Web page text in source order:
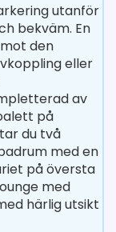
utanför
bekväm. En
den
eller
av
på
du två
med en
på översta
med
härlig utsikt